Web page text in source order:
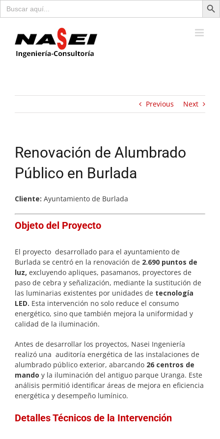
Buscar:
contenido
Previous Next
Renovación de Alumbrado
Público en Burlada
Cliente: Ayuntamiento de Burlada
Objeto del Proyecto
El proyecto desarrollado para el ayuntamiento de
Burlada se centró en la renovación de 2.690 puntos de
luz, excluyendo apliques, pasamanos, proyectores de
paso de cebra y señalización, mediante la sustitución de
las luminarias existentes por unidades de tecnología
LED. Esta intervención no solo reduce el consumo
energético, sino que también mejora la uniformidad y
calidad de la iluminación.
Antes de desarrollar los proyectos, Nasei Ingeniería
realizó una auditoría energética de las instalaciones de
alumbrado público exterior, abarcando 26 centros de
mando y la iluminación del antiguo parque Uranga. Este
análisis permitió identificar áreas de mejora en eficiencia
energética y desempeño lumínico.
Detalles Técnicos de la Intervención